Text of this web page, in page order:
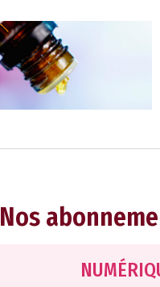
Nos